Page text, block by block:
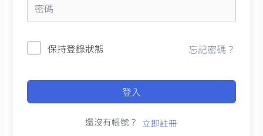
保持登錄狀態 忘記密碼？
登入
還沒有帳號？ 立即註冊